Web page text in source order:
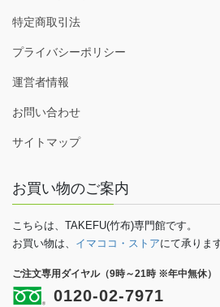
特定商取引法
プライバシーポリシー
運営者情報
お問い合わせ
サイトマップ
お買い物のご案内
こちらは、TAKEFU(竹布)専門館です。
お買い物は、 イマココ・ストアにて承りま
ご注文専用ダイヤル（9時～21時 ※年中無休）
0120-02-7971